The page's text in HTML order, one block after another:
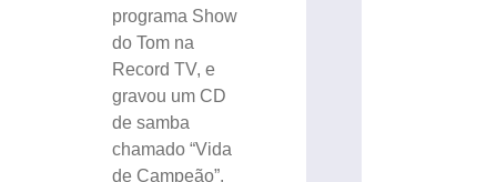
programa Show
do Tom na
Record TV, e
gravou um CD
de samba
chamado “Vida
de Campeão”.